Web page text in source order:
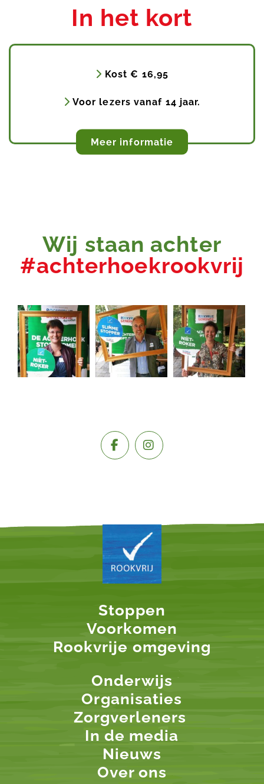
Stoppen
Onderwijs
Zorgverleners
In de media
Over ons
In het kort
Kost € 16,95
Voor lezers vanaf 14 jaar.
Meer informatie
Wij staan achter
#achterhoekrookvrij
Stoppen
Voorkomen
Rookvrije omgeving
Onderwijs
Organisaties
Zorgverleners
In de media
Nieuws
Over ons